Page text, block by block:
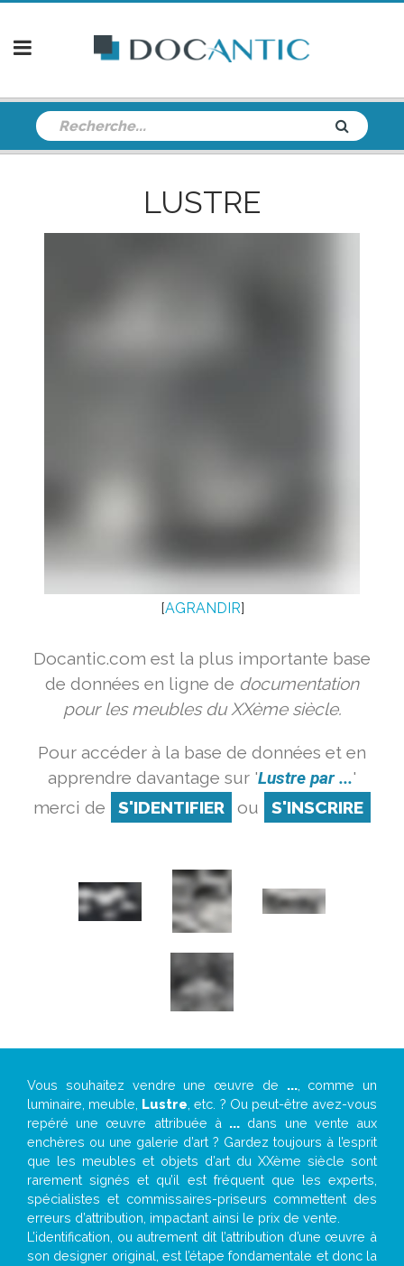
LUSTRE
[AGRANDIR]
Docantic.com est la plus importante base
de données en ligne de documentation
pour les meubles du XXème siècle.
Pour accéder à la base de données et en
apprendre davantage sur 'Lustre par ...'
merci de
S'IDENTIFIER ou S'INSCRIRE
Vous souhaitez vendre une œuvre de ..., comme un
luminaire, meuble, Lustre, etc. ? Ou peut-être avez-vous
repéré une œuvre attribuée à ... dans une vente aux
enchères ou une galerie d’art ? Gardez toujours à l’esprit
que les meubles et objets d’art du XXème siècle sont
rarement signés et qu’il est fréquent que les experts,
spécialistes et commissaires-priseurs commettent des
erreurs d’attribution, impactant ainsi le prix de vente.
L’identification, ou autrement dit l’attribution d’une œuvre à
son designer original, est l’étape fondamentale et donc la